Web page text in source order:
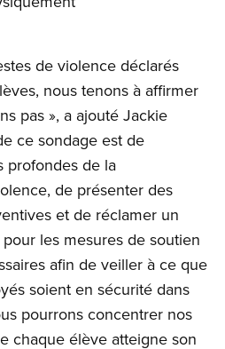
de violence déclarés
nous tenons à affirmer
pas », a ajouté Jackie
ce sondage est de
profondes de la
de présenter des
et de réclamer un
les mesures de soutien
afin de veiller à ce que
soient en sécurité dans
pourrons concentrer nos
chaque élève atteigne son